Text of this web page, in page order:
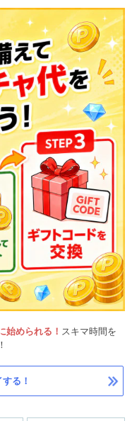
始められる！ スキマ時間を
る！